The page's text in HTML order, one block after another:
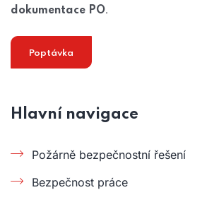
dokumentace PO.
Poptávka
Hlavní navigace
Požárně bezpečnostní řešení
Bezpečnost práce